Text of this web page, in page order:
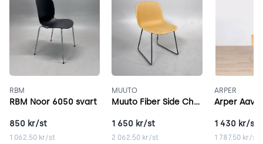
RBM
RBM Noor 6050 svart
850 kr/st
1 062.50 kr/st
MUUTO
Muuto Fiber Side Chair brun
1 650 kr/st
2 062.50 kr/st
ARPER
Arper Aava
1 430 kr/st
1 787.50kr/st